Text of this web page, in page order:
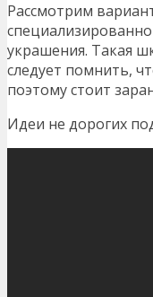
Рассмотрим
украшения. Такая
следует помнить,
поэтому стоит
Идеи не дорогих